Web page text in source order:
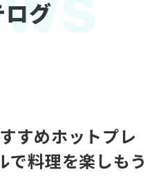
ログ
すめホットプレ
で料理を楽しもう